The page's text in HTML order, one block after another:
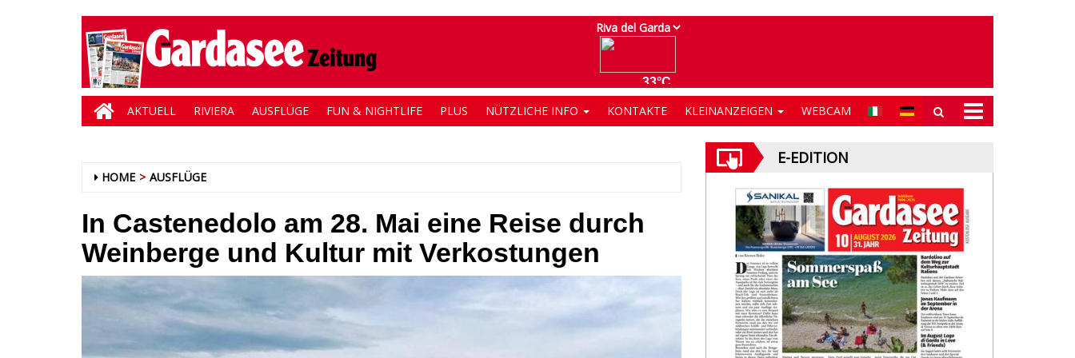
AKTUELL RIVIERA AUSFLÜGE FUN & NIGHTLIFE PLUS NÜTZLICHE INFO KONTAKTE KLEINANZEIGEN WEBCAM
HOME AUSFLÜGE
In Castenedolo am 28. Mai eine Reise durch
Weinberge und Kultur mit Verkostungen
E-EDITION